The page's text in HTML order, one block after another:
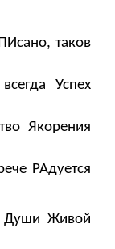
таков
Успех
Якорения
РАдуется
Души Живой